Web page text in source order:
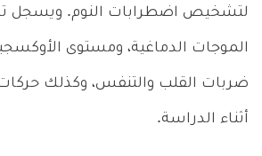
لتشخيص اضطرابات النوم. ويسجل
الموجات الدماغية، ومستوى
ضربات القلب والتنفس، وكذلك
أثناء الدراسة.